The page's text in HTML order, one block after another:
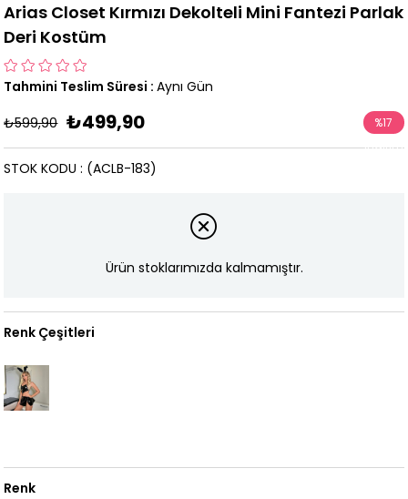
Arias Closet Kırmızı Dekolteli Mini Fantezi Parlak
Deri Kostüm
Tahmini Teslim Süresi : Aynı Gün
₺599,90 ₺499,90 %17
İndirim
(ACLB-183)
STOK KODU
Ürün stoklarımızda kalmamıştır.
Renk Çeşitleri
Renk